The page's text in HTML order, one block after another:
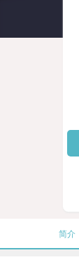
简介